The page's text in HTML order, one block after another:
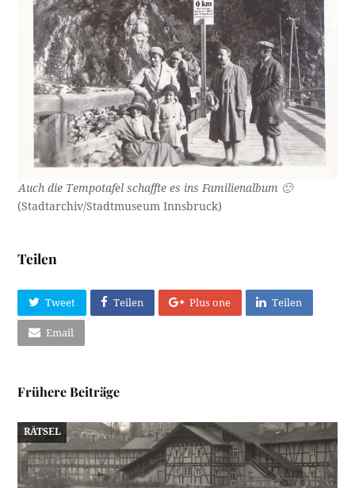
Auch die Tempotafel schaffte es ins Familienalbum 🙂
(Stadtarchiv/Stadtmuseum Innsbruck)
Teilen
Tweet Teilen Plus one Teilen
Email
Frühere Beiträge
RÄTSEL